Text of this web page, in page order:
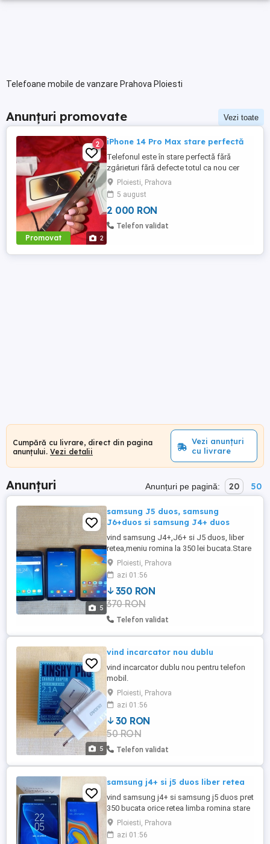
Telefoane mobile de vanzare Prahova Ploiesti
Anunțuri promovate Vezi toate
Promovat 2
2 iPhone 14 Pro Max stare perfectă
Telefonul este în stare perfectă fără
zgârieturi fără defecte totul ca nou cer
2000 de lei pe el l-am folosit doar eu este
un telefon foarte bun al ofer pentru ca l-
am înlocuit dar este în stare perfectă
Ploiesti, Prahova
5 august
2 000 RON
Telefon validat
Cumpără cu livrare, direct din pagina
anunțului. Vezi detalii
Vezi anunțuri
cu livrare
Anunțuri Anunțuri pe pagină: 20 50
5
samsung J5 duos, samsung
J6+duos si samsung J4+ duos
vind samsung J4+,J6+ si J5 duos, liber
retea,meniu romina la 350 lei bucata.Stare
foarte buna de functionare cit si estetica.
Ploiesti, Prahova
azi 01:56
350 RON
370 RON
Telefon validat
5
vind incarcator nou dublu
vind incarcator dublu nou pentru telefon
mobil.
Ploiesti, Prahova
azi 01:56
30 RON
50 RON
Telefon validat
samsung j4+ si j5 duos liber retea
vind samsung j4+ si samsung j5 duos pret
350 bucata orice retea limba romina stare
foarte buna de functionare cit si estetica.
Ploiesti, Prahova
azi 01:56